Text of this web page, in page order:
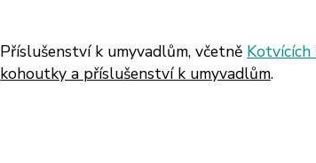
Příslušenství k umyvadlům, včetně Kotvících
kohoutky a příslušenství k umyvadlům.